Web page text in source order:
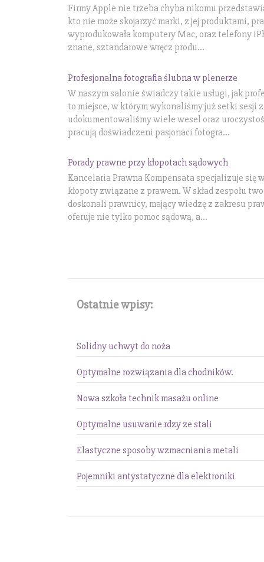
Firmy Apple nie trzeba chyba nikomu
kto nie może skojarzyć marki, z jej produktami,
wyprodukowała komputery Mac, oraz telefony
znane, sztandarowe wręcz produ...
Profesjonalna fotografia ślubna w plenerze
W naszym salonie świadczy takie usługi, jak
to miejsce, w którym wykonaliśmy już setki sesji
udokumentowaliśmy wiele wesel oraz
pracują doświadczeni pasjonaci fotogra...
Porady prawne przy kłopotach sądowych
Kancelaria Prawna Kompensata specjalizuje się
kłopoty związane z prawem. W skład zespołu
doskonali prawnicy, mający wiedzę z zakresu
oferuje nie tylko pomoc sądową, a...
Ostatnie wpisy:
Solidny uchwyt do noża
Optymalne rozwiązania dla chodników.
Nowa szkoła technik masażu online
Optymalne usuwanie rdzy ze stali
Elastyczne sposoby wzmacniania metali
Pojemniki antystatyczne dla elektroniki